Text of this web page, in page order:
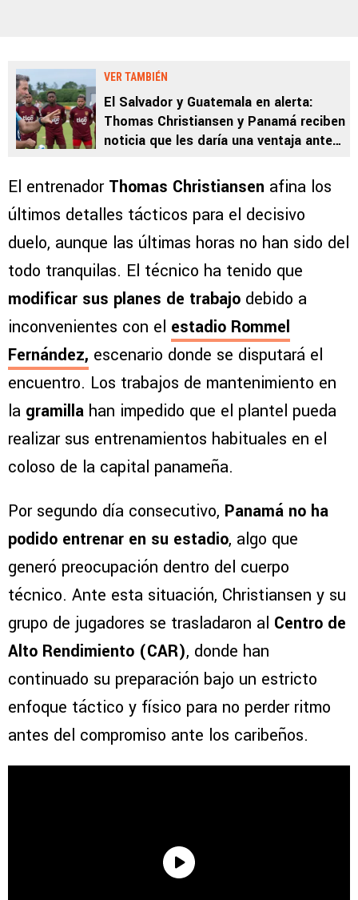
VER TAMBIÉN
El Salvador y Guatemala en alerta:
Thomas Christiansen y Panamá reciben
noticia que les daría una ventaja ante
El entrenador Thomas Christiansen afina los
últimos detalles tácticos para el decisivo
duelo, aunque las últimas horas no han sido del
todo tranquilas. El técnico ha tenido que
modificar sus planes de trabajo debido a
inconvenientes con el estadio Rommel
Fernández, escenario donde se disputará el
encuentro. Los trabajos de mantenimiento en
la gramilla han impedido que el plantel pueda
realizar sus entrenamientos habituales en el
coloso de la capital panameña.
Por segundo día consecutivo, Panamá no ha
podido entrenar en su estadio, algo que
generó preocupación dentro del cuerpo
técnico. Ante esta situación, Christiansen y su
grupo de jugadores se trasladaron al Centro de
Alto Rendimiento (CAR), donde han
continuado su preparación bajo un estricto
enfoque táctico y físico para no perder ritmo
antes del compromiso ante los caribeños.